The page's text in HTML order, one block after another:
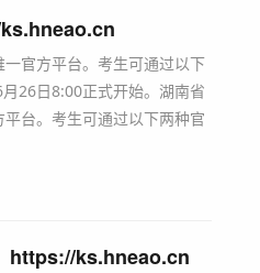
官方平台。考生可通过以下
26日8:00正式开始。湖南省
台。考生可通过以下两种官
https://ks.hneao.cn